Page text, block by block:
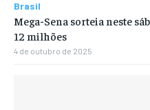
Brasil
Mega-Sena sorteia neste
12 milhões
4 de outubro de 2025